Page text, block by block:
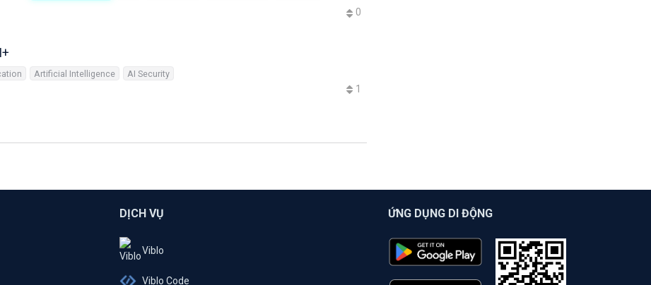
0
Artificial Intelligence AI Security
1
DỊCH VỤ
Viblo
Viblo Code
ỨNG DỤNG DI ĐỘNG